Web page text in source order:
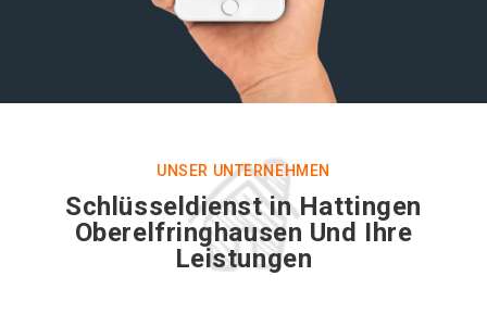
UNSER UNTERNEHMEN
Schlüsseldienst in Hattingen
Oberelfringhausen Und Ihre
Leistungen